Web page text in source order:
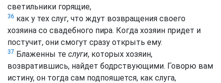
светильники горящие,
36 как у тех слуг, что ждут возвращения своего
хозяина со свадебного пира. Когда хозяин придет и
постучит, они смогут сразу открыть ему.
37 Блаженны те слуги, которых хозяин,
возвратившись, найдет бодрствующими. Говорю вам
истину, он тогда сам подпояшется, как слуга,